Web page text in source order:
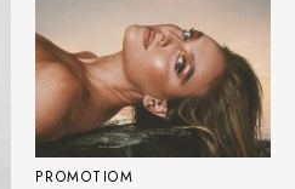
PROMOTIOM